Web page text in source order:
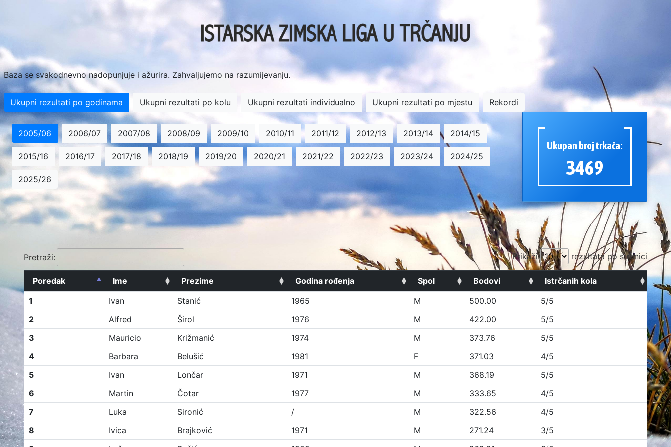
Baza se svakodnevno nadopunjuje i ažurira. Zahvaljujemo na razumijevanju.
Ukupni rezultati po godinama Ukupni rezultati po kolu Ukupni rezultati individualno Ukupni rezultati po mjestu Rekordi
Ukupan broj trkača:
3469
2005/06 2006/07 2007/08 2008/09 2009/10 2010/11 2011/12 2012/13 2013/14 2014/15
2015/16 2016/17 2017/18 2018/19 2019/20 2020/21 2021/22 2022/23 2023/24 2024/25
2025/26
Pretraži: Prikaži rezultata po stranici
Poredak Ime Prezime Godina rođenja Spol Bodovi
Istrčanih kola
1
Ivan Stanić 1965 M 500.00
5/5
2
Alfred Širol 1976 M 422.00
5/5
3
Mauricio Križmanić 1974 M 373.76
5/5
4
Barbara Belušić 1981 F 371.03
4/5
5
Ivan Lončar 1971 M 368.19
5/5
6
Martin Čotar 1977 M 333.65
4/5
7
Luka Sironić / M 322.56
4/5
8
Ivica Brajković 1971 M 271.24
3/5